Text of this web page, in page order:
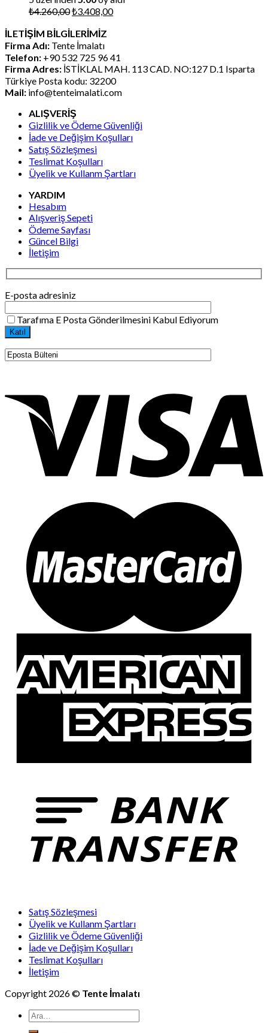
₺4.260,00Orijinal
₺4.260,00.
₺3.408,00Şu
İLETİŞİM BİLGİLERİMİZ
Firma Adı: Tente İmalatı
Telefon: +90 532 725 96 41
Firma Adres: İSTİKLAL MAH. 113 CAD. NO:127 D.1 Isparta
Türkiye Posta kodu: 32200
Mail: info@tenteimalati.com
ALIŞVERİŞ
Gizlilik ve Ödeme Güvenliği
İade ve Değişim Koşulları
Satış Sözleşmesi
Teslimat Koşulları
Üyelik ve Kullanm Şartları
YARDIM
Hesabım
Alışveriş Sepeti
Ödeme Sayfası
Güncel Bilgi
İletişim
E-posta adresiniz
Tarafıma E Posta Gönderilmesini Kabul Ediyorum
Satış Sözleşmesi
Üyelik ve Kullanm Şartları
Gizlilik ve Ödeme Güvenliği
İade ve Değişim Koşulları
Teslimat Koşulları
İletişim
Copyright 2026 © Tente İmalatı
Ara: